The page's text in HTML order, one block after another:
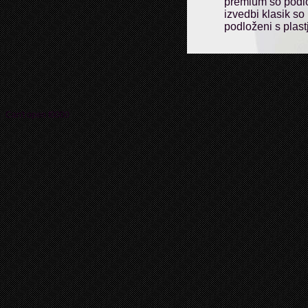
izvedbi klasik
podloženi s
Can't open f0000